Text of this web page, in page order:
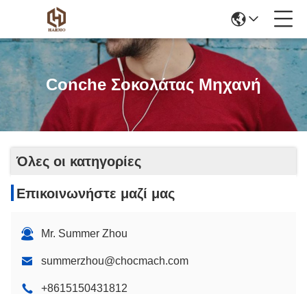
Conche Σοκολάτας Μηχανή
Όλες οι κατηγορίες
Επικοινωνήστε μαζί μας
Mr. Summer Zhou
summerzhou@chocmach.com
+8615150431812